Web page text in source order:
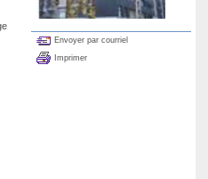
Envoyer par courriel
Imprimer